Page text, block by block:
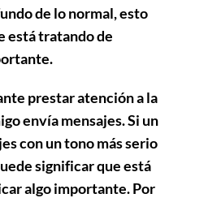
de lo normal, esto
está tratando de
prestar atención a la
envía mensajes. Si un
con un tono más serio
significar que está
algo importante. Por